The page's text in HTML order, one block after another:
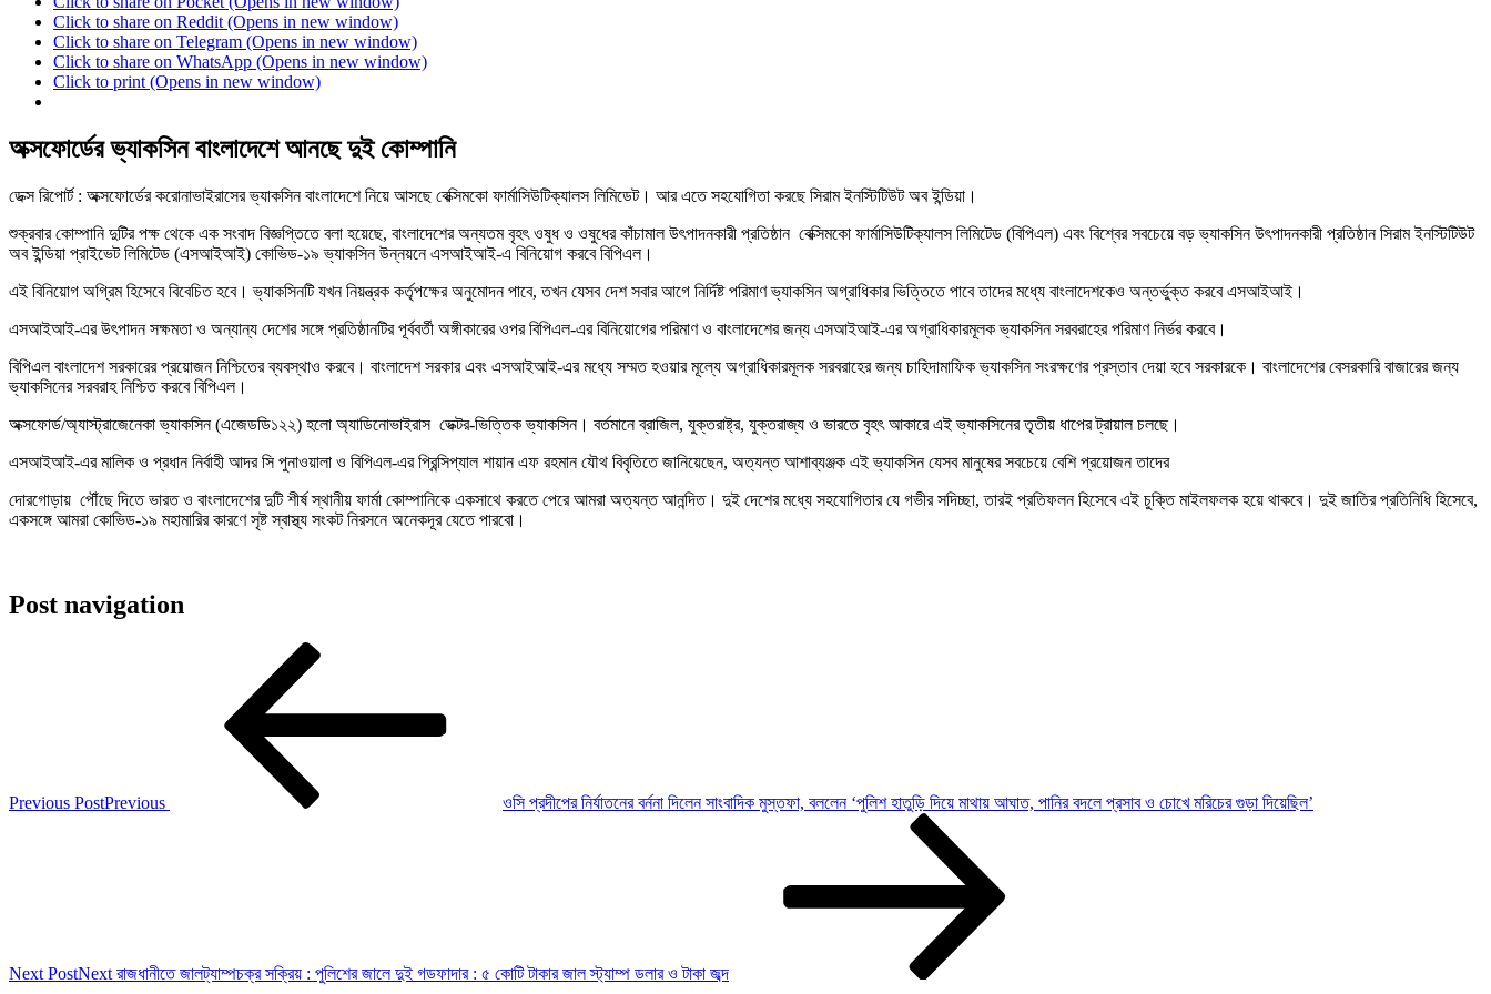
Click to share on Reddit (Opens in new window)
Click to share on Telegram (Opens in new window)
Click to share on WhatsApp (Opens in new window)
Click to print (Opens in new window)
অক্সফোর্ডের ভ্যাকসিন বাংলাদেশে আনছে দুই কোম্পানি
ডেক্স রিপোর্ট : অক্সফোর্ডের করোনাভাইরাসের ভ্যাকসিন বাংলাদেশে নিয়ে আসছে বেক্সিমকো ফার্মাসিউটিক্যালস লিমিডেট। আর এতে সহযোগিতা করছে সিরাম ইনস্টিটিউট অব ইন্ডিয়া।
শুক্রবার কোম্পানি দুটির পক্ষ থেকে এক সংবাদ বিজ্ঞপ্তিতে বলা হয়েছে, বাংলাদেশের অন্যতম বৃহৎ ওষুধ ও ওষুধের কাঁচামাল উৎপাদনকারী প্রতিষ্ঠান বেক্সিমকো ফার্মাসিউটিক্যালস লিমিটেড (বিপিএল) এবং বিশ্বের সবচেয়ে বড় ভ্যাকসিন উৎপাদনকারী প্রতিষ্ঠান সিরাম ইনস্টিটিউট
অব ইন্ডিয়া প্রাইভেট লিমিটেড (এসআইআই) কোভিড-১৯ ভ্যাকসিন উন্নয়নে এসআইআই-এ বিনিয়োগ করবে বিপিএল।
এই বিনিয়োগ অগ্রিম হিসেবে বিবেচিত হবে। ভ্যাকসিনটি যখন নিয়ন্ত্রক কর্তৃপক্ষের অনুমোদন পাবে, তখন যেসব দেশ সবার আগে নির্দিষ্ট পরিমাণ ভ্যাকসিন অগ্রাধিকার ভিত্তিতে পাবে তাদের মধ্যে বাংলাদেশকেও অন্তর্ভুক্ত করবে এসআইআই।
এসআইআই-এর উৎপাদন সক্ষমতা ও অন্যান্য দেশের সঙ্গে প্রতিষ্ঠানটির পূর্ববর্তী অঙ্গীকারের ওপর বিপিএল-এর বিনিয়োগের পরিমাণ ও বাংলাদেশের জন্য এসআইআই-এর অগ্রাধিকারমূলক ভ্যাকসিন সরবরাহের পরিমাণ নির্ভর করবে।
বিপিএল বাংলাদেশ সরকারের প্রয়োজন নিশ্চিতের ব্যবস্থাও করবে। বাংলাদেশ সরকার এবং এসআইআই-এর মধ্যে সম্মত হওয়ার মূল্যে অগ্রাধিকারমূলক সরবরাহের জন্য চাহিদামাফিক ভ্যাকসিন সংরক্ষণের প্রস্তাব দেয়া হবে সরকারকে। বাংলাদেশের বেসরকারি বাজারের জন্য
ভ্যাকসিনের সরবরাহ নিশ্চিত করবে বিপিএল।
অক্সফোর্ড/অ্যাস্ট্রাজেনেকা ভ্যাকসিন (এজেডডি১২২) হলো অ্যাডিনোভাইরাস ভেক্টর-ভিত্তিক ভ্যাকসিন। বর্তমানে ব্রাজিল, যুক্তরাষ্ট্র, যুক্তরাজ্য ও ভারতে বৃহৎ আকারে এই ভ্যাকসিনের তৃতীয় ধাপের ট্রায়াল চলছে।
এসআইআই-এর মালিক ও প্রধান নির্বাহী আদর সি পুনাওয়ালা ও বিপিএল-এর প্রিন্সিপ্যাল শায়ান এফ রহমান যৌথ বিবৃতিতে জানিয়েছেন, অত্যন্ত আশাব্যঞ্জক এই ভ্যাকসিন যেসব মানুষের সবচেয়ে বেশি প্রয়োজন তাদের
দোরগোড়ায় পৌঁছে দিতে ভারত ও বাংলাদেশের দুটি শীর্ষ স্থানীয় ফার্মা কোম্পানিকে একসাথে করতে পেরে আমরা অত্যন্ত আনন্দিত। দুই দেশের মধ্যে সহযোগিতার যে গভীর সদিচ্ছা, তারই প্রতিফলন হিসেবে এই চুক্তি মাইলফলক হয়ে থাকবে। দুই জাতির প্রতিনিধি হিসেবে,
একসঙ্গে আমরা কোভিড-১৯ মহামারির কারণে সৃষ্ট স্বাস্থ্য সংকট নিরসনে অনেকদূর যেতে পারবো।
Post navigation
Previous PostPrevious ওসি প্রদীপের নির্যাতনের বর্ননা দিলেন সাংবাদিক মুস্তফা, বললেন ‘পুলিশ হাতুড়ি দিয়ে মাথায় আঘাত, পানির বদলে প্রসাব ও চোখে মরিচের গুড়া দিয়েছিল’
Next PostNext রাজধানীতে জালট্যাম্পচক্র সক্রিয় : পুলিশের জালে দুই গডফাদার : ৫ কোটি টাকার জাল স্ট্যাম্প ডলার ও টাকা জব্দ